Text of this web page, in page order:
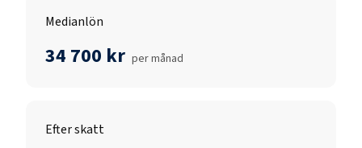
Medianlön
34 700 kr per månad
Efter skatt